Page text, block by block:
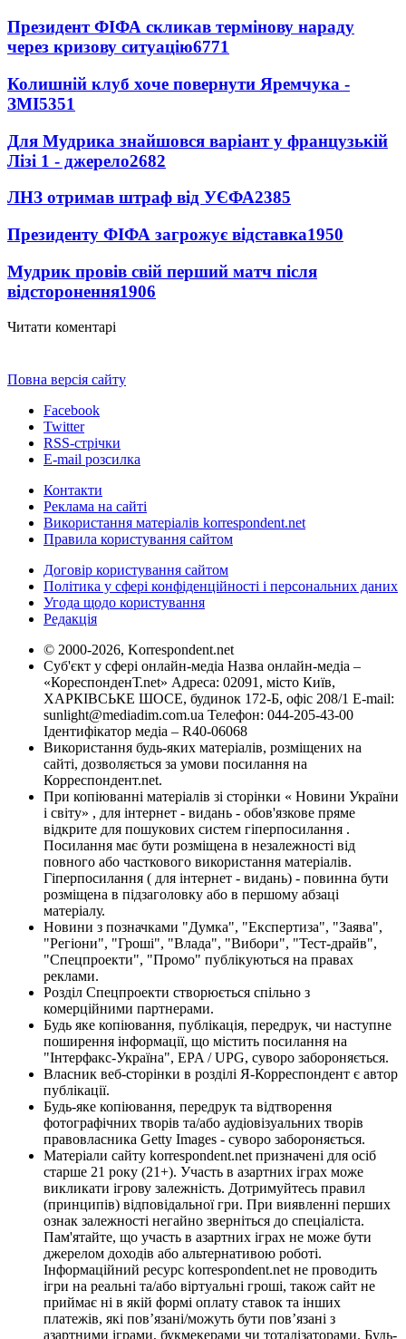
Президент ФІФА скликав термінову нараду
через кризову ситуацію6771
Колишній клуб хоче повернути Яремчука -
ЗМІ5351
Для Мудрика знайшовся варіант у французькій
Лізі 1 - джерело2682
ЛНЗ отримав штраф від УЄФА2385
Президенту ФІФА загрожує відставка1950
Мудрик провів свій перший матч після
відсторонення1906
Читати коментарі
Повна версія сайту
Facebook
Twitter
RSS-стрічки
E-mail розсилка
Контакти
Реклама на сайті
Використання матеріалів korrespondent.net
Правила користування сайтом
Договір користування сайтом
Політика у сфері конфіденційності і персональних даних
Угода щодо користування
Редакція
© 2000-2026, Korrespondent.net
Суб'єкт у сфері онлайн-медіа Назва онлайн-медіа –
«КореспонденТ.net» Адреса: 02091, місто Київ,
ХАРКІВСЬКЕ ШОСЕ, будинок 172-Б, офіс 208/1 E-mail:
sunlight@mediadim.com.ua Телефон: 044-205-43-00
Ідентифікатор медіа – R40-06068
Використання будь-яких матеріалів, розміщених на
сайті, дозволяється за умови посилання на
Корреспондент.net.
При копіюванні матеріалів зі сторінки « Новини України
і світу» , для інтернет - видань - обов'язкове пряме
відкрите для пошукових систем гіперпосилання .
Посилання має бути розміщена в незалежності від
повного або часткового використання матеріалів.
Гіперпосилання ( для інтернет - видань) - повинна бути
розміщена в підзаголовку або в першому абзаці
матеріалу.
Новини з позначками "Думка", "Експертиза", "Заява",
"Регіони", "Гроші", "Влада", "Вибори", "Тест-драйв",
"Спецпроекти", "Промо" публікуються на правах
реклами.
Розділ Спецпроекти створюється спільно з
комерційними партнерами.
Будь яке копіювання, публікація, передрук, чи наступне
поширення інформації, що містить посилання на
"Інтерфакс-Україна", EPA / UPG, суворо забороняється.
Власник веб-сторінки в розділі Я-Корреспондент є автор
публікації.
Будь-яке копіювання, передрук та відтворення
фотографічних творів та/або аудіовізуальних творів
правовласника Getty Images - суворо забороняється.
Матеріали сайту korrespondent.net призначені для осіб
старше 21 року (21+). Участь в азартних іграх може
викликати ігрову залежність. Дотримуйтесь правил
(принципів) відповідальної гри. При виявленні перших
ознак залежності негайно зверніться до спеціаліста.
Пам'ятайте, що участь в азартних іграх не може бути
джерелом доходів або альтернативою роботі.
Інформаційний ресурс korrespondent.net не проводить
ігри на реальні та/або віртуальні гроші, також сайт не
приймає ні в якій формі оплату ставок та інших
платежів, які пов’язані/можуть бути пов’язані з
азартними іграми, букмекерами чи тоталізаторами. Будь-